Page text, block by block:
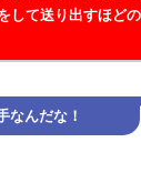
して送り出すほど
なんだな！